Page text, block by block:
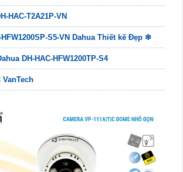
HAC-T2A21P-VN
HFW1200SP-S5-VN Dahua Thiết kế Đẹp ❇
DH-HAC-HFW1200TP-S4
VanTech